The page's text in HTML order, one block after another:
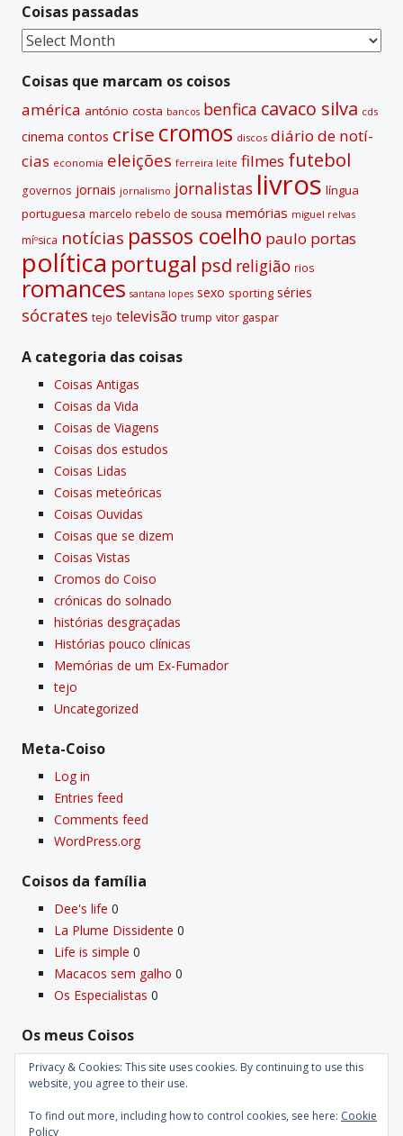
Coisas passadas
Coisas
Coisas que marcam os coisos
américa antónio costa bancos benfica cavaco silva cds
cinema contos crise cromos discos diário de notí­
cias economia eleições ferreira leite filmes futebol
governos jornais jornalismo jornalistas livros lí­ngua
portuguesa marcelo rebelo de sousa memórias miguel relvas
míºsica notí­cias passos coelho paulo portas
polí­tica portugal psd religião rios
romances santana lopes sexo sporting séries
sócrates tejo televisão trump vitor gaspar
A categoria das coisas
Coisas Antigas
Coisas da Vida
Coisas de Viagens
Coisas dos estudos
Coisas Lidas
Coisas meteóricas
Coisas Ouvidas
Coisas que se dizem
Coisas Vistas
Cromos do Coiso
crónicas do solnado
histórias desgraçadas
Histórias pouco clí­nicas
Memórias de um Ex-Fumador
tejo
Uncategorized
Meta-Coiso
Log in
Entries feed
Comments feed
WordPress.org
Coisos da famí­lia
Dee's life 0
La Plume Dissidente 0
Life is simple 0
Macacos sem galho 0
Os Especialistas 0
Os meus Coisos
Deus0
Velho Coiso0
Privacy & Cookies: This site uses cookies. By continuing to use this
website, you agree to their use.
To find out more, including how to control cookies, see here: Cookie
Policy